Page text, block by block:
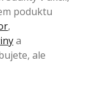
poduktu
,
a
ale